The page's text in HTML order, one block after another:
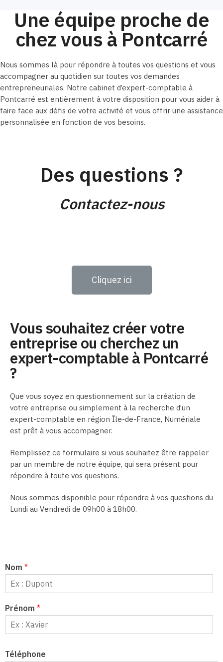
Une équipe proche de
chez vous à Pontcarré
Nous sommes là pour répondre à toutes vos questions et vous
accompagner au quotidien sur toutes vos demandes
entrepreneuriales. Notre cabinet d’expert-comptable à
Pontcarré est entièrement à votre disposition pour vous aider à
faire face aux défis de votre activité et vous offrir une assistance
personnalisée en fonction de vos besoins.
Des questions ?
Contactez-nous
Cliquez ici
Vous souhaitez créer votre
entreprise ou cherchez un
expert-comptable à Pontcarré
?
Que vous soyez en questionnement sur la création de
votre entreprise ou simplement à la recherche d’un
expert-comptable en région Île-de-France, Numériale
est prêt à vous accompagner.
Remplissez ce formulaire si vous souhaitez être rappeler
par un membre de notre équipe, qui sera présent pour
répondre à toute vos questions.
Nous sommes disponible pour répondre à vos questions du
Lundi au Vendredi de 09h00 à 18h00.
Nom *
Prénom *
Téléphone